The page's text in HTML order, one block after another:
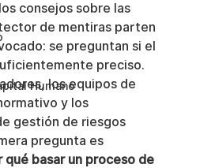
Humano
consejos sobre las
de mentiras parten
se preguntan si el
preciso.
los equipos de
y los
gestión de riesgos
pregunta es
qué basar un proceso de